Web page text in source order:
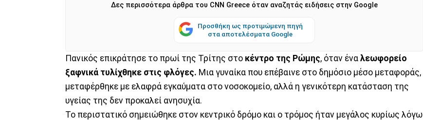
Δες περισσότερα άρθρα του CNN Greece όταν αναζητάς ειδήσεις στην Google
Προσθήκη ως προτιμώμενη πηγή
στα αποτελέσματα Google
Πανικός επικράτησε το πρωί της Τρίτης στο κέντρο της Ρώμης, όταν ένα λεωφορείο
ξαφνικά τυλίχθηκε στις φλόγες. Μια γυναίκα που επέβαινε στο δημόσιο μέσο μεταφοράς,
μεταφέρθηκε με ελαφρά εγκαύματα στο νοσοκομείο, αλλά η γενικότερη κατάσταση της
υγείας της δεν προκαλεί ανησυχία.
Το περιστατικό σημειώθηκε στον κεντρικό δρόμο και ο τρόμος ήταν μεγάλος κυρίως λόγω